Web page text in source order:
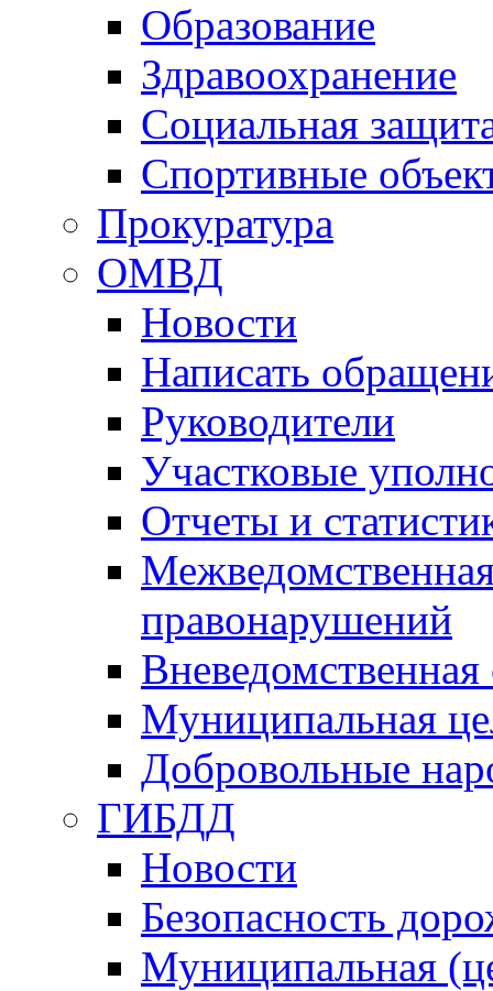
Образование
Здравоохранение
Социальная
Спортивные
Прокуратура
ОМВД
Новости
Написать
Руководители
Участковые
Отчеты и
правонарушений
Вневедомственная
Муниципальная
Добровольные
ГИБДД
Новости
Безопасность
Муниципальная